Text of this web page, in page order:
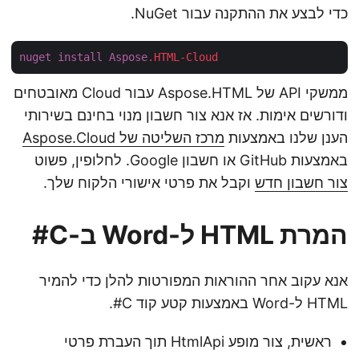
כדי לבצע את ההתקנה עבור NuGet.
nuget install Aspose.HTML-Cloud
ממשקי API של Aspose.HTML עבור Cloud מאובטחים
ודורשים אימות. אז אנא צור חשבון מנוי בחינם בשירותי
הענן שלנו באמצעותמרכז השליטה של Aspose.Cloud
באמצעות GitHub או חשבון Google. לחלופין, פשוט
צור חשבון חדשוקבל את פרטי אישורי הלקוח שלך.
המרת HTML ל-Word ב-C#
אנא עקוב אחר ההוראות המפורטות להלן כדי להמיר
HTML ל-Word באמצעות קטע קוד C#.
ראשית, צור מופע HtmlApi תוך העברת פרטי